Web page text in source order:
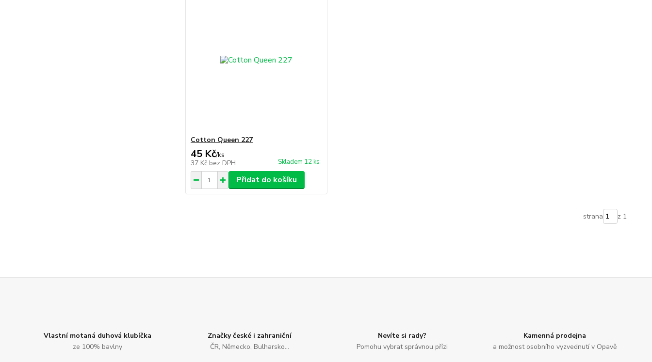
Cotton Queen 227
45 Kč/ks
37 Kč bez DPH Skladem 12 ks
Přidat do košíku
strana z 1
Vlastní motaná duhová klubíčka
ze 100% bavlny
Značky české i zahraniční
ČR, Německo, Bulharsko...
Nevíte si rady?
Pomohu vybrat správnou přízi
Kamenná prodejna
a možnost osobního vyzvednutí v Opavě